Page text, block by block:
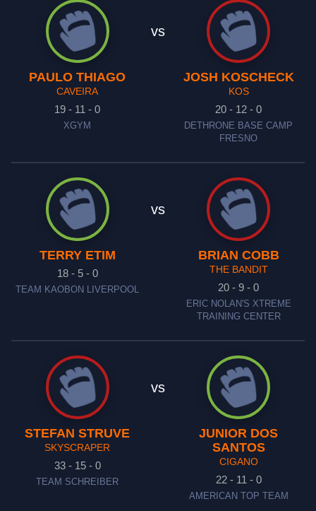
PAULO THIAGO
CAVEIRA
19 - 11 - 0
XGYM
vs
JOSH KOSCHECK
KOS
20 - 12 - 0
DETHRONE BASE CAMP
FRESNO
TERRY ETIM
18 - 5 - 0
TEAM KAOBON LIVERPOOL
vs
BRIAN COBB
THE BANDIT
20 - 9 - 0
ERIC NOLAN'S XTREME
TRAINING CENTER
STEFAN STRUVE
SKYSCRAPER
33 - 15 - 0
TEAM SCHREIBER
vs
JUNIOR DOS
SANTOS
CIGANO
22 - 11 - 0
AMERICAN TOP TEAM